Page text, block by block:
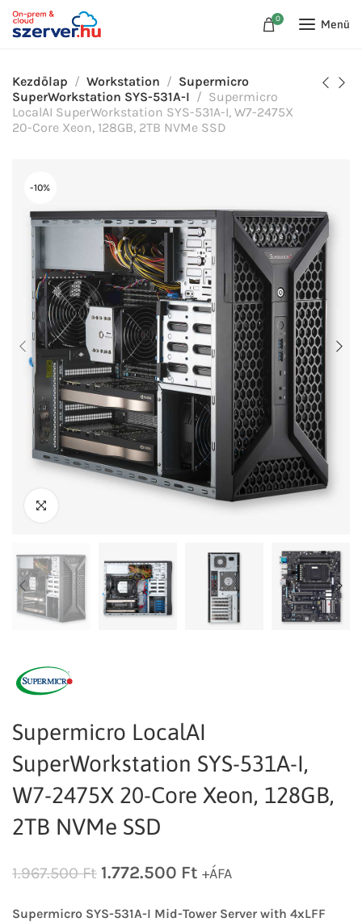
0 Menü
Kezdőlap Workstation
Supermicro
SuperWorkstation SYS-531A-I
Supermicro
LocalAI SuperWorkstation SYS-531A-I, W7-2475X
20-Core Xeon, 128GB, 2TB NVMe SSD
-10%
Supermicro LocalAI
SuperWorkstation SYS-531A-I,
W7-2475X 20-Core Xeon, 128GB,
2TB NVMe SSD
1.967.500Ft 1.772.500 Ft +ÁFA
Supermicro SYS-531A-I Mid-Tower Server with 4xLFF